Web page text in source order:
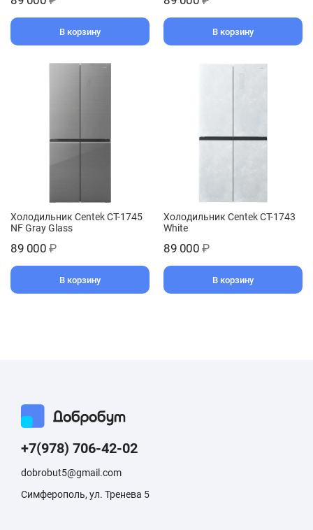
В корзину В корзину
Холодильник Centek CT-1745
NF Gray Glass
89 000 ₽
В корзину
Холодильник Centek CT-1743
White
89 000 ₽
В корзину
+7(978) 706-42-02
dobrobut5@gmail.com
Симферополь, ул. Тренева 5